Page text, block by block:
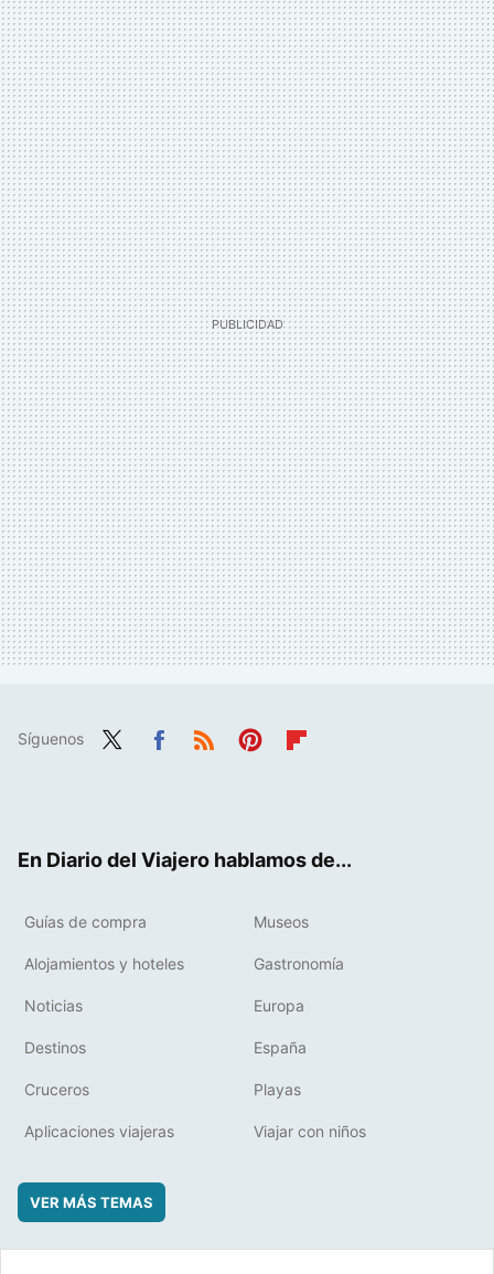
Síguenos
En Diario del Viajero hablamos de...
Guías de compra Museos
Alojamientos y hoteles Gastronomía
Noticias Europa
Destinos España
Cruceros Playas
Aplicaciones viajeras Viajar con niños
VER MÁS TEMAS